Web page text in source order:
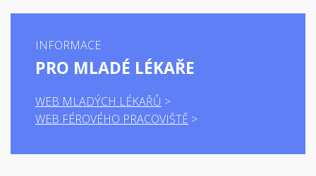
INFORMACE
PRO MLADÉ LÉKAŘE
WEB MLADÝCH LÉKAŘŮ
WEB FÉROVÉHO PRACOVIŠTĚ